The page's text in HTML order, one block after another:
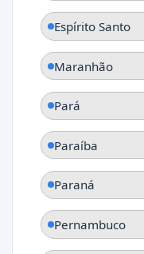
Espírito Santo
Maranhão
Pará
Paraíba
Paraná
Pernambuco